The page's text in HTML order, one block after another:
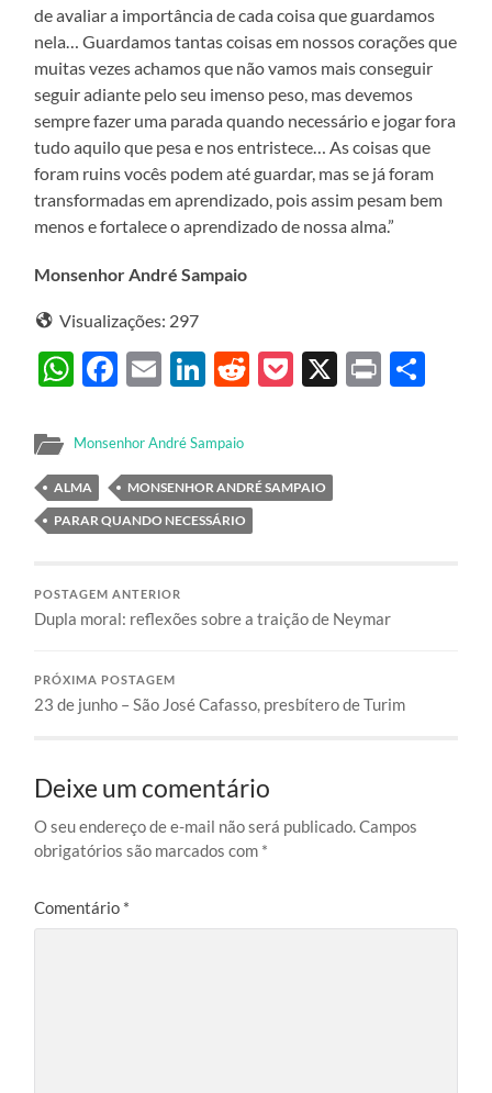
de avaliar a importância de cada coisa que guardamos
nela… Guardamos tantas coisas em nossos corações que
muitas vezes achamos que não vamos mais conseguir
seguir adiante pelo seu imenso peso, mas devemos
sempre fazer uma parada quando necessário e jogar fora
tudo aquilo que pesa e nos entristece… As coisas que
foram ruins vocês podem até guardar, mas se já foram
transformadas em aprendizado, pois assim pesam bem
menos e fortalece o aprendizado de nossa alma.”
Monsenhor André Sampaio
Visualizações: 297
WhatsApp
Facebook
EmailLinkedIn
Reddit
Pocket
X Print
Monsenhor André Sampaio
ALMA
MONSENHOR ANDRÉ SAMPAIO
PARAR QUANDO NECESSÁRIO
POSTAGEM ANTERIOR
Dupla moral: reflexões sobre a traição de Neymar
PRÓXIMA POSTAGEM
23 de junho – São José Cafasso, presbítero de Turim
Deixe um comentário
O seu endereço de e-mail não será publicado. Campos
obrigatórios são marcados com *
Comentário *